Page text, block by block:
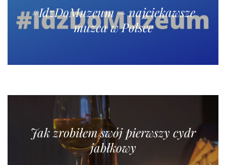
#IdzDoMuzeum – najciekawsze
muzea w Polsce
Jak zrobiłem swój pierwszy cydr
jabłkowy